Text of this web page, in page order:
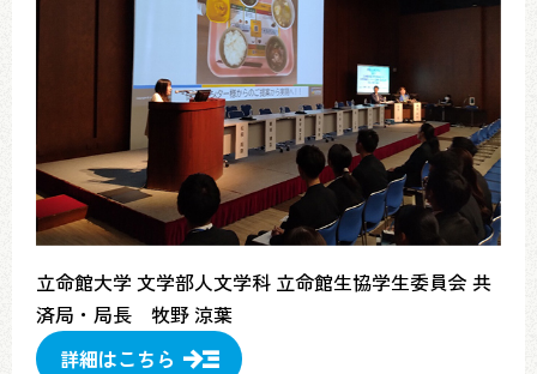
立命館大学 文学部人文学科 立命館生協学生委員会 共
済局・局長 牧野 涼葉
詳細はこちら